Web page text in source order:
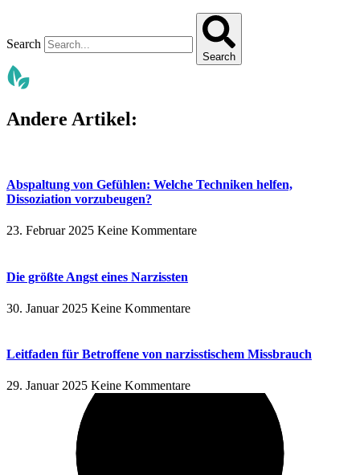
Search
Search
Andere Artikel:
Abspaltung von Gefühlen: Welche Techniken helfen,
Dissoziation vorzubeugen?
23. Februar 2025 Keine Kommentare
Die größte Angst eines Narzissten
30. Januar 2025 Keine Kommentare
Leitfaden für Betroffene von narzisstischem Missbrauch
29. Januar 2025 Keine Kommentare